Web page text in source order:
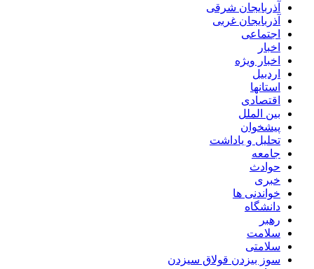
آذربایجان شرقی
آذربایجان غربی
اجتماعی
اخبار
اخبار ویژه
اردبیل
استانها
اقتصادی
بین الملل
پیشخوان
تحلیل و یاداشت
جامعه
حوادث
خبری
خواندنی ها
دانشگاه
رهبر
سلامت
سلامتی
سوز بیزدن قولاق سیزدن